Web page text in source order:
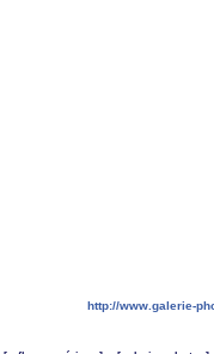
http://www.galerie-